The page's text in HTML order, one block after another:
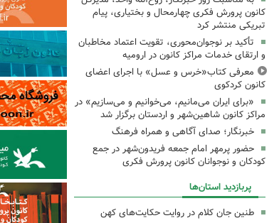
کانون پرورش فکری چهارمحال و بختیاری، پیام
تبریکی منتشر کرد
تأکید بر نوجوان‌محوری، تقویت اعتماد مخاطبان
و ارتقای خدمات مراکز کانون در ارومیه
معرفی کتاب«خرس و عسل» با اجرای اعضای
کانون کردکوی
«برای ایران می‌مانیم، می‌خوانیم و می‌سازیم» در
مراکز کانون شاهین‌شهر و اردستان برگزار شد
خبرنگار؛ صدای آگاهی و همراه فرهنگ
حضور پرمهر امام جمعه فریدون‌شهر در جمع
کودکان و نوجوانان کانون پرورش فکری
پربازدید استان‌ها
طنین جان کلام در روایت حکایت‌های کهن